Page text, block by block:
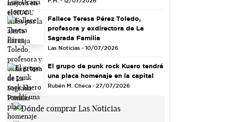
Fallece Teresa Pérez Toledo,
profesora y exdirectora de La
Sagrada Familia
Las Noticias - 10/07/2026
El grupo de punk rock Kuero tendrá
una placa homenaje en la capital
Rubén M. Checa - 27/07/2026